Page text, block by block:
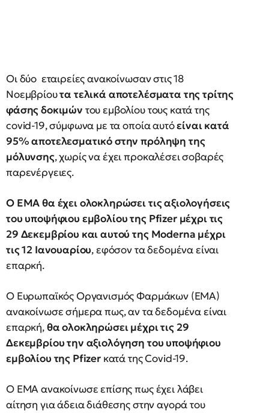
Οι δύο εταιρείες ανακοίνωσαν στις 18
Νοεμβρίουτα τελικά αποτελέσματα της τρίτης
φάσης δοκιμών του εμβολίου τους κατά της
covid-19, σύμφωνα με τα οποία αυτόείναι κατά
95% αποτελεσματικό στην πρόληψη της
μόλυνσης, χωρίς να έχει προκαλέσει σοβαρές
παρενέργειες.
Ο EMA θα έχει ολοκληρώσει τις αξιολογήσεις
του υποψήφιου εμβολίου της Pfizer μέχρι τις
29 Δεκεμβρίου και αυτού της Moderna μέχρι
τις 12 Ιανουαρίου, εφόσον τα δεδομένα είναι
επαρκή.
Ο Ευρωπαϊκός Οργανισμός Φαρμάκων (EMA)
ανακοίνωσε σήμερα πως, αν τα δεδομένα είναι
επαρκή,θα ολοκληρώσει μέχρι τις 29
Δεκεμβρίου την αξιολόγηση του υποψήφιου
εμβολίου της Pfizerκατά της Covid-19.
Ο EMA ανακοίνωσε επίσης πως έχει λάβει
αίτηση για άδεια διάθεσης στην αγορά του